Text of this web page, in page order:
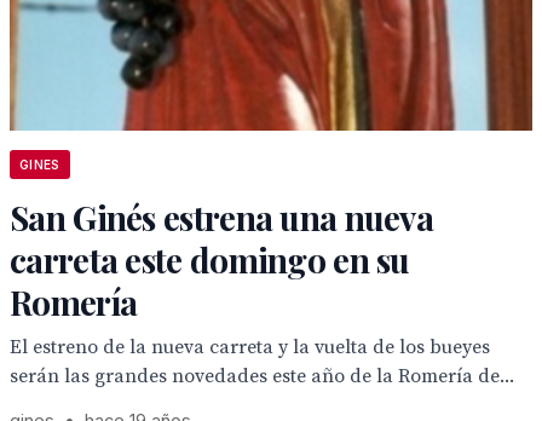
GINES
San Ginés estrena una nueva
carreta este domingo en su
Romería
El estreno de la nueva carreta y la vuelta de los bueyes
serán las grandes novedades este año de la Romería de...